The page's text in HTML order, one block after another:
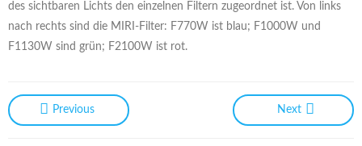
des sichtbaren Lichts den einzelnen Filtern zugeordnet ist. Von links
nach rechts sind die MIRI-Filter: F770W ist blau; F1000W und
F1130W sind grün; F2100W ist rot.
Previous Next